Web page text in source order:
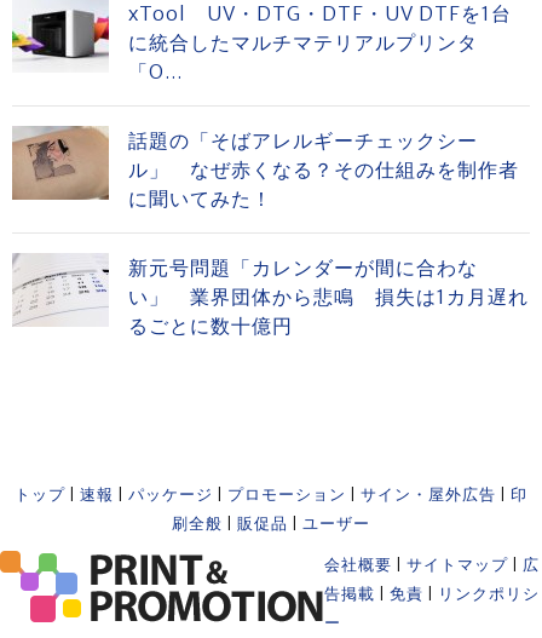
xTool UV・DTG・DTF・UV DTFを1台
に統合したマルチマテリアルプリンタ
「O...
話題の「そばアレルギーチェックシー
ル」 なぜ赤くなる？その仕組みを制作者
に聞いてみた！
新元号問題「カレンダーが間に合わな
い」 業界団体から悲鳴 損失は1カ月遅れ
るごとに数十億円
トップ 速報 パッケージ プロモーション サイン・屋外広告
印
刷全般
販促品 ユーザー
会社概要 サイトマップ
広
告掲載
免責
リンクポリシ
ー